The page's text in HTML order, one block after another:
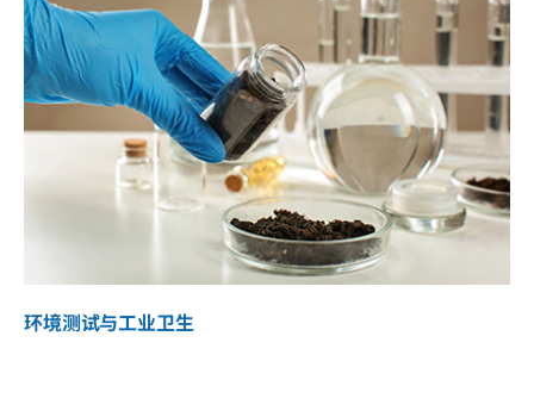
环境测试与工业卫生